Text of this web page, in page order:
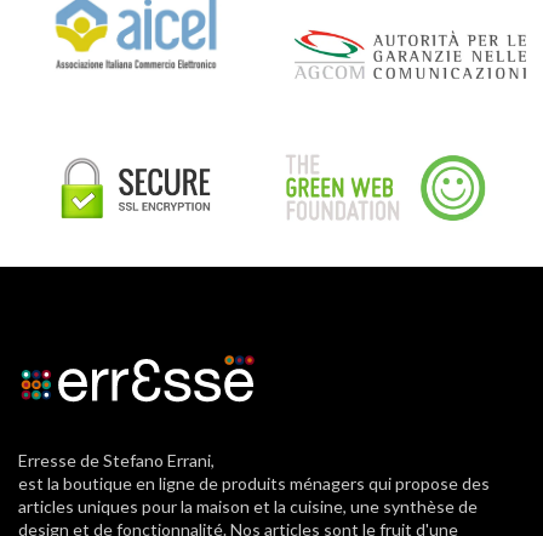
Erresse de Stefano Errani,
est la boutique en ligne de produits ménagers qui propose des
articles uniques pour la maison et la cuisine, une synthèse de
design et de fonctionnalité. Nos articles sont le fruit d'une